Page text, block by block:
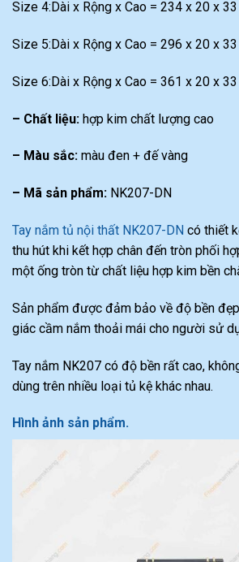
Size 4:Dài x Rộng x Cao = 234 x 20 x 33
Size 5:Dài x Rộng x Cao = 296 x 20 x 33
Size 6:Dài x Rộng x Cao = 361 x 20 x 33
– Chất liệu: hợp kim chất lượng cao
– Màu sắc: màu đen + đế vàng
– Mã sản phẩm: NK207-DN
Tay nắm tủ nội thất NK207-DN có thiết
thu hút khi kết hợp chân đến tròn phối
một ống tròn từ chất liệu hợp kim bền
Sản phẩm được đảm bảo về độ bền
giác cầm nắm thoải mái cho người sử
Tay nắm NK207 có độ bền rất cao,
dùng trên nhiều loại tủ kệ khác nhau.
Hình ảnh sản phẩm.